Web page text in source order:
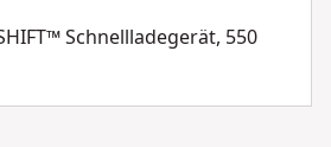
Schnellladegerät, 550